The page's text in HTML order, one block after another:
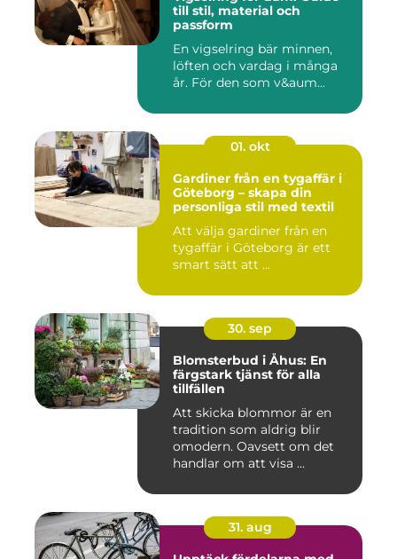
till stil, material och
passform
En vigselring bär minnen,
löften och vardag i många
år. För den som v&aum...
01. okt
Gardiner från en tygaffär i
Göteborg – skapa din
personliga stil med textil
Att välja gardiner från en
tygaffär i Göteborg är ett
smart sätt att ...
30. sep
Blomsterbud i Åhus: En
färgstark tjänst för alla
tillfällen
Att skicka blommor är en
tradition som aldrig blir
omodern. Oavsett om det
handlar om att visa ...
31. aug